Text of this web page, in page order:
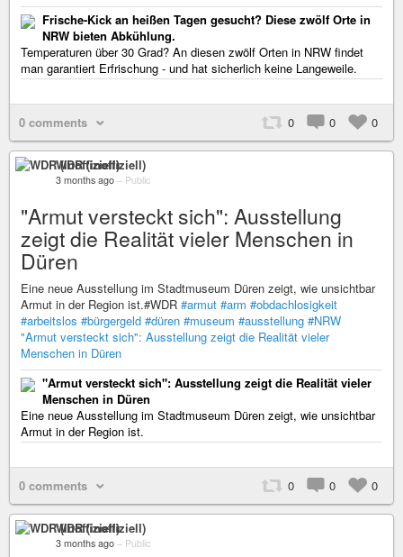
Frische-Kick an heißen Tagen gesucht? Diese zwölf Orte in
NRW bieten Abkühlung.
Temperaturen über 30 Grad? An diesen zwölf Orten in NRW findet
man garantiert Erfrischung - und hat sicherlich keine Langeweile.
0 comments 0 0 0
WDR (inoffiziell)
3 months ago – Public
"Armut versteckt sich": Ausstellung
zeigt die Realität vieler Menschen in
Düren
Eine neue Ausstellung im Stadtmuseum Düren zeigt, wie unsichtbar
Armut in der Region ist.#WDR #armut #arm #obdachlosigkeit
#arbeitslos #bürgergeld #düren #museum #ausstellung #NRW
"Armut versteckt sich": Ausstellung zeigt die Realität vieler
Menschen in Düren
"Armut versteckt sich": Ausstellung zeigt die Realität vieler
Menschen in Düren
Eine neue Ausstellung im Stadtmuseum Düren zeigt, wie unsichtbar
Armut in der Region ist.
0 comments 0 0 0
WDR (inoffiziell)
3 months ago – Public